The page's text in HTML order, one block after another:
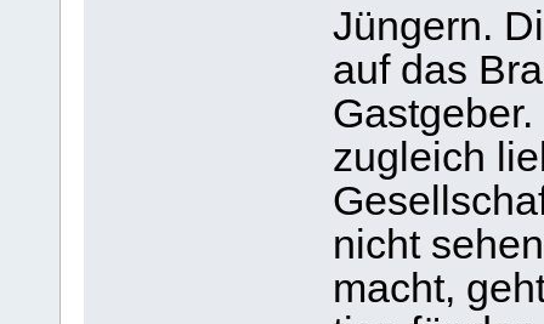
Jün­gern.
auf das
zugleich
nicht
macht,